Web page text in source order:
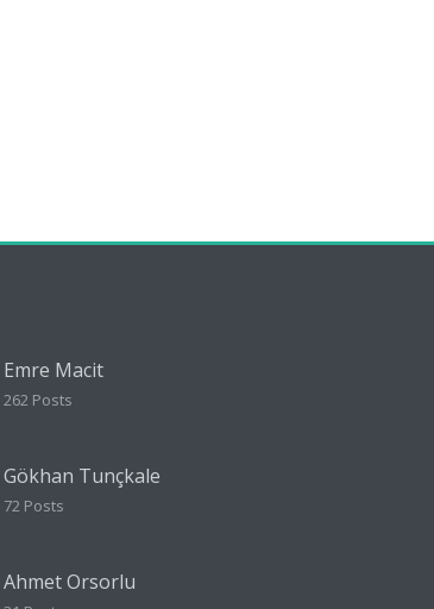
Emre Macit
262 Posts
Gökhan Tunçkale
72 Posts
Ahmet Orsorlu